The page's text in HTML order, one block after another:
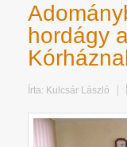
hordágy
Írta: Kulcsár László